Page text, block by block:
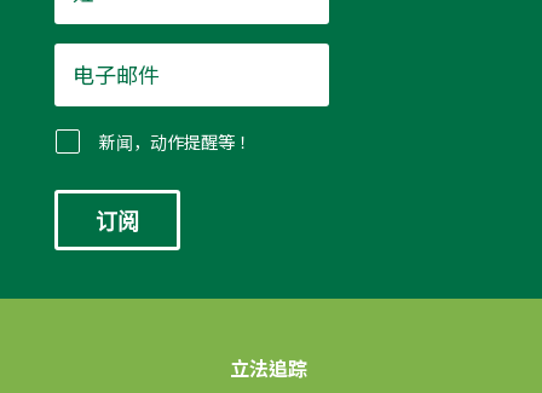
子
邮
件
新闻，动作提醒等！
立法追踪